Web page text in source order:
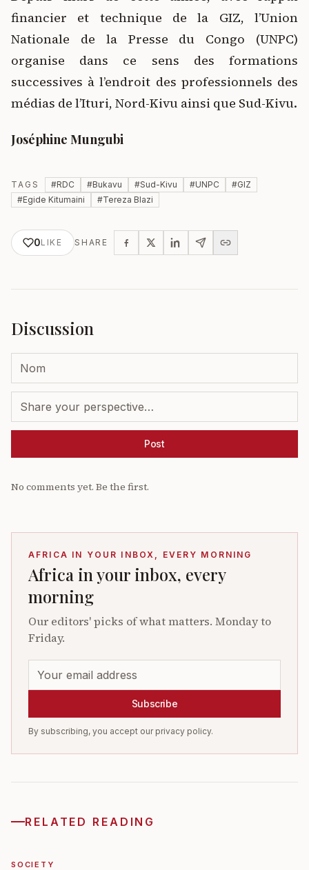
financier et technique de la GIZ, l’Union
Nationale de la Presse du Congo (UNPC)
organise dans ce sens des formations
successives à l’endroit des professionnels des
médias de l’Ituri, Nord-Kivu ainsi que Sud-Kivu.
Joséphine Mungubi
TAGS #RDC #Bukavu #Sud-Kivu #UNPC #GIZ
#Egide Kitumaini #Tereza Blazi
0LIKE SHARE
Discussion
Post
No comments yet. Be the first.
AFRICA IN YOUR INBOX, EVERY MORNING
Africa in your inbox, every
morning
Our editors' picks of what matters. Monday to
Friday.
Subscribe
By subscribing, you accept our privacy policy.
RELATED READING
SOCIETY